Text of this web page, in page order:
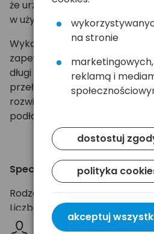
że urządzenie zajmuje niewiele
w użytkowaniu nawet w
Wykonany z wysokiej jakości
zapewnia trwałość oraz
długi czas. Solidna
przełącznik zasilania
rozwiązanie do codziennego
podłączonych urządzeń.
Specyfikacja:
Rodzaj: rozgałęźnik elektryczny.
Liczba gniazd: 2
Uziemienie: tak, 2P+T
na stronie
reklamą i
dostostuj
polityka
akceptuj